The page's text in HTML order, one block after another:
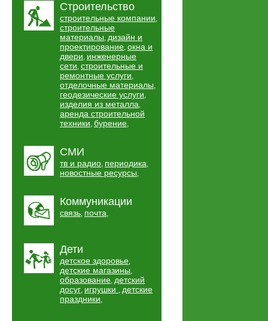
Строительство
строительные компании,
строительные
материалы, дизайн и
проектирование, окна и
двери, инженерные
сети, строительные и
ремонтные услуги,
отделочные материалы,
геодезические услуги,
изделия из металла,
аренда строительной
техники, бурение,
СМИ
тв и радио, периодика,
новостные ресурсы,
Коммуникации
связь, почта,
Дети
детское здоровье,
детские магазины,
образование, детский
досуг, игрушки , детские
праздники,